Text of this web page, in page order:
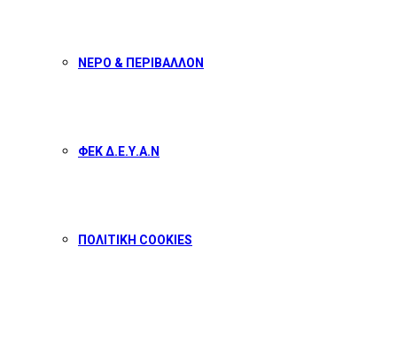
ΝΕΡΟ & ΠΕΡΙΒΑΛΛΟΝ
ΦΕΚ Δ.Ε.Υ.Α.Ν
ΠΟΛΙΤΙΚΗ COOKIES